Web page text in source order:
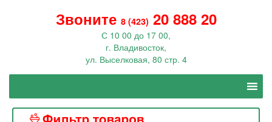
Звоните 8 (423) 20 888 20
С 10 00 до 17 00,
г. Владивосток,
ул. Выселковая, 80 стр. 4